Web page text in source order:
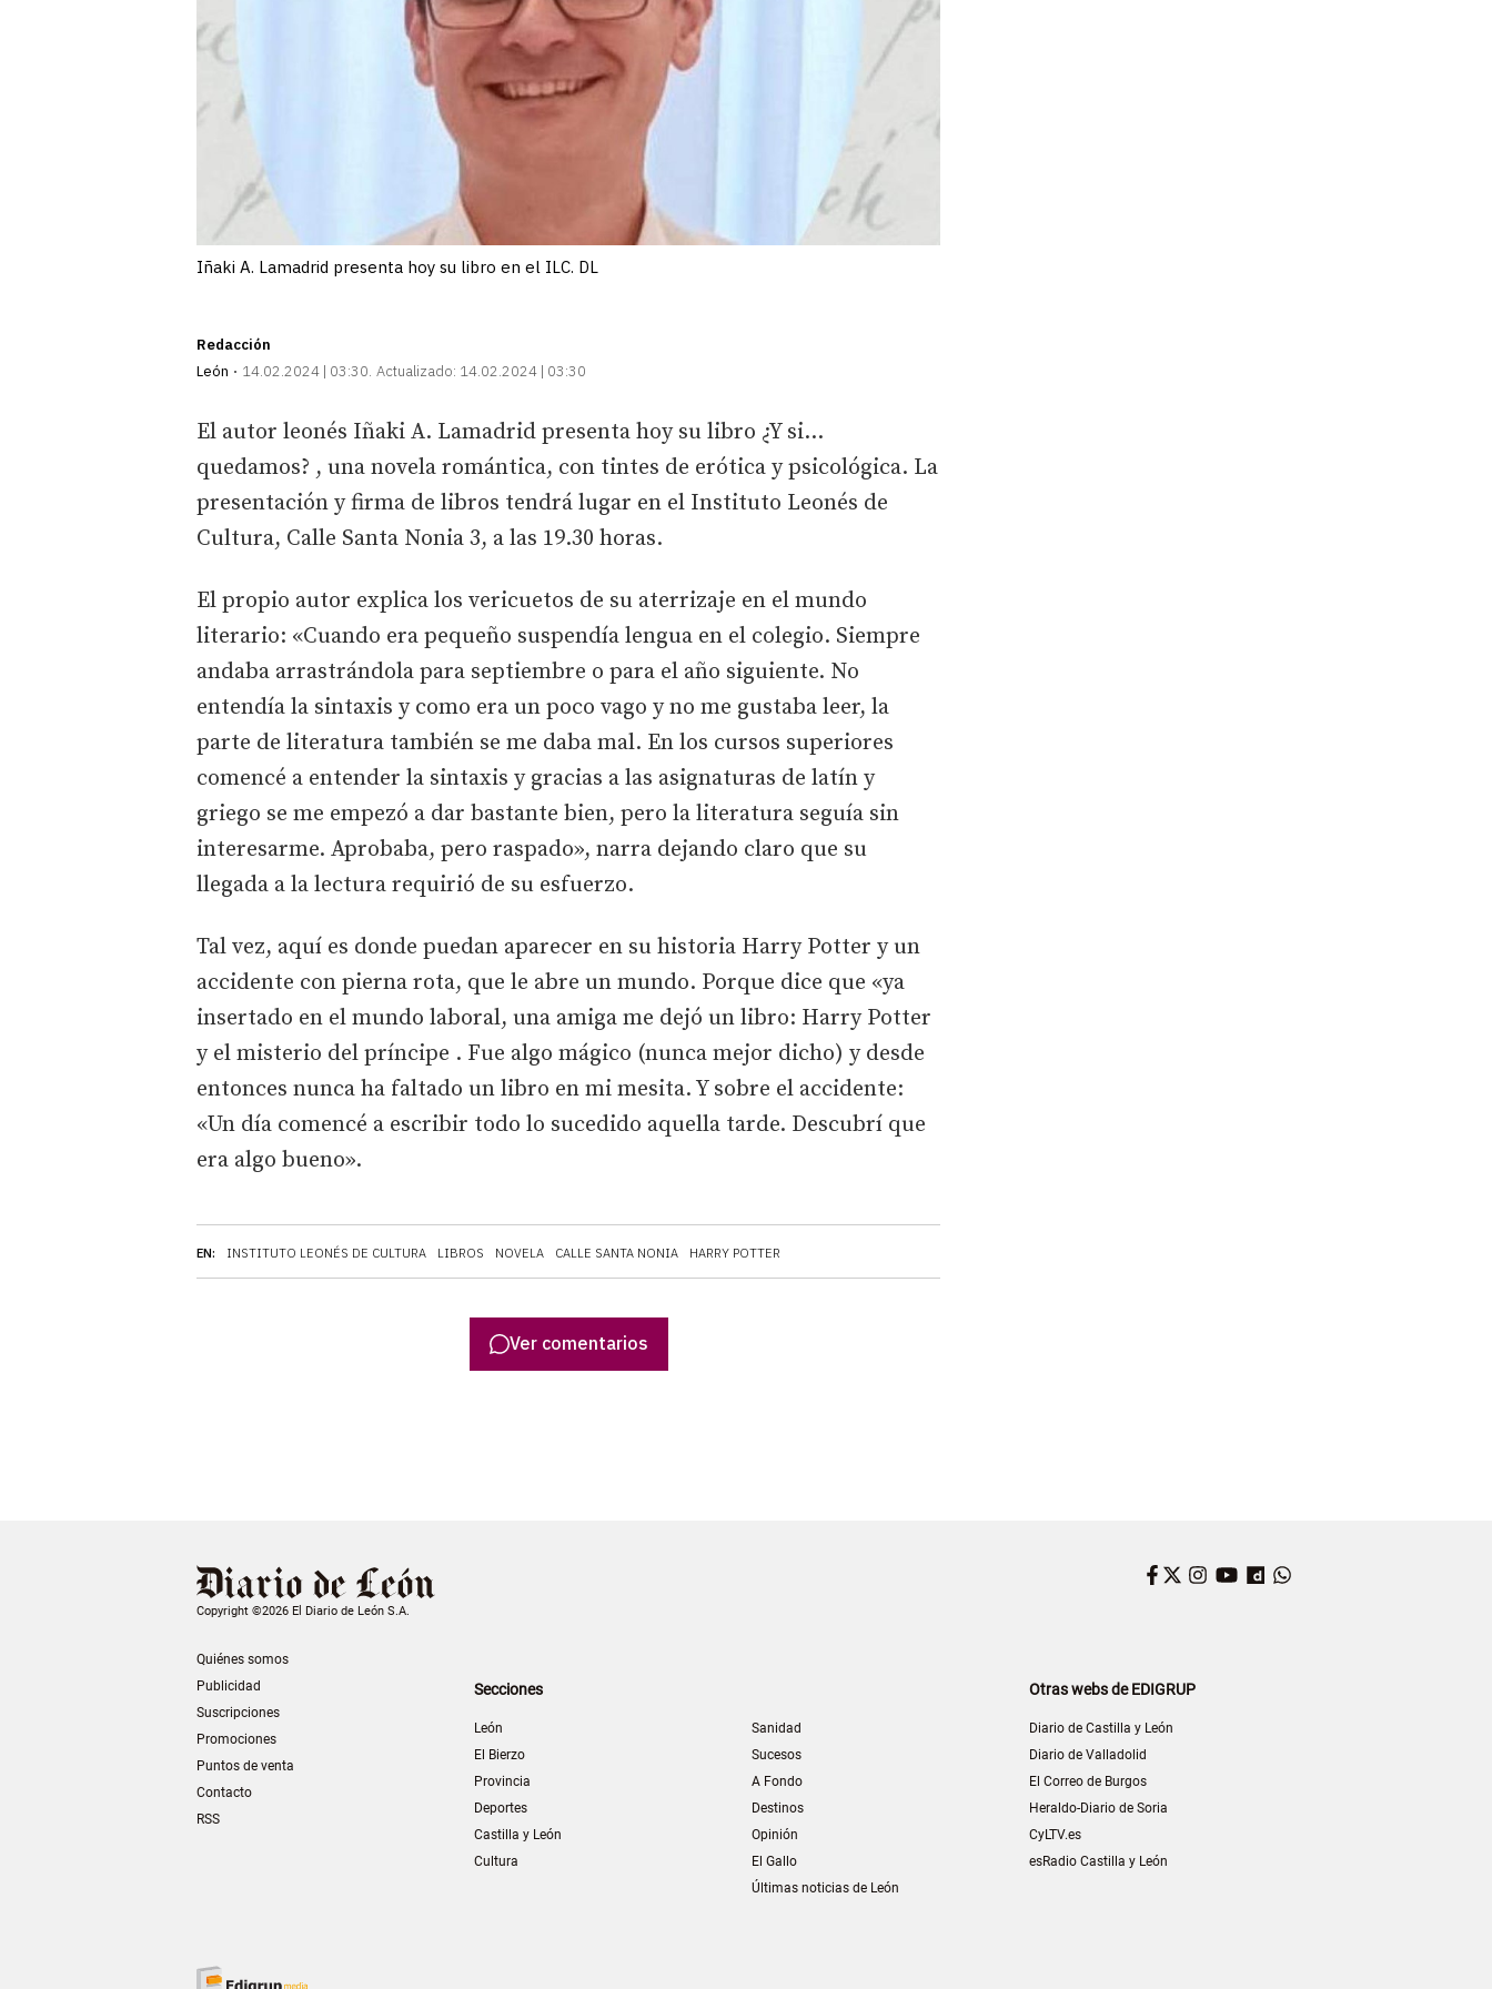
Iñaki A. Lamadrid presenta hoy su libro en el ILC. DL
Redacción
León
14.02.2024 | 03:30 Actualizado: 14.02.2024 | 03:30
EN: INSTITUTO LEONÉS DE CULTURA LIBROS NOVELA CALLE SANTA NONIA HARRY POTTER
El autor leonés Iñaki A. Lamadrid presenta hoy su libro ¿Y si...
quedamos? , una novela romántica, con tintes de erótica y psicológica. La
presentación y firma de libros tendrá lugar en el Instituto Leonés de
Cultura, Calle Santa Nonia 3, a las 19.30 horas.
El propio autor explica los vericuetos de su aterrizaje en el mundo
literario: «Cuando era pequeño suspendía lengua en el colegio. Siempre
andaba arrastrándola para septiembre o para el año siguiente. No
entendía la sintaxis y como era un poco vago y no me gustaba leer, la
parte de literatura también se me daba mal. En los cursos superiores
comencé a entender la sintaxis y gracias a las asignaturas de latín y
griego se me empezó a dar bastante bien, pero la literatura seguía sin
interesarme. Aprobaba, pero raspado», narra dejando claro que su
llegada a la lectura requirió de su esfuerzo.
Tal vez, aquí es donde puedan aparecer en su historia Harry Potter y un
accidente con pierna rota, que le abre un mundo. Porque dice que «ya
insertado en el mundo laboral, una amiga me dejó un libro: Harry Potter
y el misterio del príncipe . Fue algo mágico (nunca mejor dicho) y desde
entonces nunca ha faltado un libro en mi mesita. Y sobre el accidente:
«Un día comencé a escribir todo lo sucedido aquella tarde. Descubrí que
era algo bueno».
Ver comentarios
Copyright ©2026 El Diario de León S.A.
Quiénes somos
Publicidad
Suscripciones
Promociones
Puntos de venta
Contacto
RSS
Facebook
Twitter
Instagram
YouTube
Dailymotion
Secciones
León
El Bierzo
Provincia
Deportes
Castilla y León
Cultura
Sanidad
Sucesos
A Fondo
Destinos
Opinión
El Gallo
Últimas noticias de León
Otras webs de EDIGRUP
Diario de Castilla y León
Diario de Valladolid
El Correo de Burgos
Heraldo-Diario de Soria
CyLTV.es
esRadio Castilla y León